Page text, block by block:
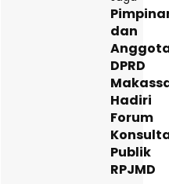
dan
DPRD
Hadiri
Forum
Publik
RPJMD